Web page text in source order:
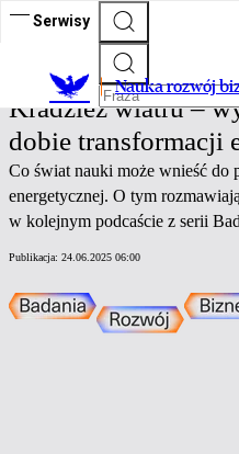
Serwisy
Nauka rozwój
Nauka rozwój biznes
Kradzież wiatru –
dobie transformacji
Co świat nauki może wnieść do
energetycznej. O tym
w kolejnym podcaście z serii
Publikacja: 24.06.2025 06:00